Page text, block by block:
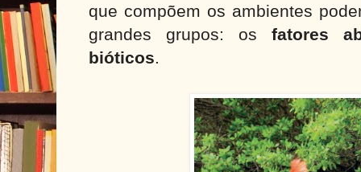
que compõem os ambientes
grandes grupos: os fatores
bióticos.